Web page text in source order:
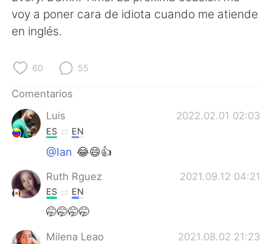
voy a poner cara de idiota cuando me atiende
en inglés.
60 55
Comentarios
Luis
2022.02.01 02:03
ES EN
@Ian 😂😄👍
Ruth Rguez 2021.09.12 04:21
ES EN
🤭🤭🤭🤭
Milena Leao 2021.08.02 21:23